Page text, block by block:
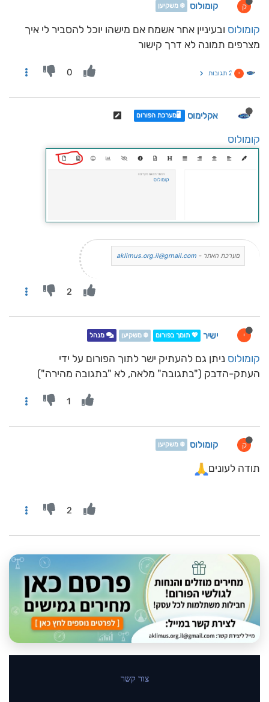
ק קומולוס ❄️ משקיען
קומולוס ובעיניין אחר אשמח אם מישהו יוכל להסביר לי איך
מצרפים תמונה לא דרך קישור
י 2 תגובות 0
אקלימוס 🖥️מערכת הפורום
קומולוס
מערכת האתר - aklimus.org.il@gmail.com
2
י ישיר 💖 תומך בפורום ❄️ משקיען מנהל
קומולוס ניתן גם להעתיק ישר לתוך הפורום על ידי
העתק-הדבק ("בתגובה" מלאה, לא "בתגובה מהירה")
1
ק קומולוס ❄️ משקיען
תודה לעונים
2
צור קשר